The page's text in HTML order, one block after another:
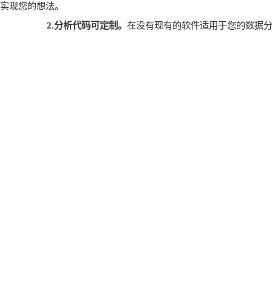
实现您的想法。
2.分析代码可定制。 在没有现有的软件适用于您的数据